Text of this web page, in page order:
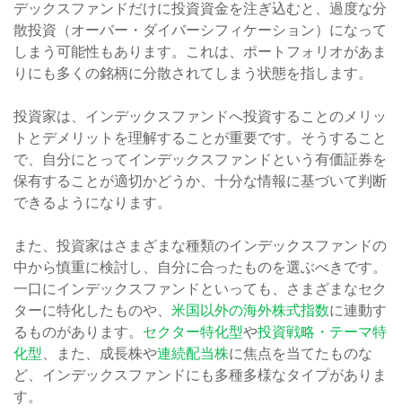
デックスファンドだけに投資資金を注ぎ込むと、過度な分
散投資（オーバー・ダイバーシフィケーション）になって
しまう可能性もあります。これは、ポートフォリオがあま
りにも多くの銘柄に分散されてしまう状態を指します。
投資家は、インデックスファンドへ投資することのメリッ
トとデメリットを理解することが重要です。そうすること
で、自分にとってインデックスファンドという有価証券を
保有することが適切かどうか、十分な情報に基づいて判断
できるようになります。
また、投資家はさまざまな種類のインデックスファンドの
中から慎重に検討し、自分に合ったものを選ぶべきです。
一口にインデックスファンドといっても、さまざまなセク
ターに特化したものや、 米国以外の海外株式指数に連動す
るものがあります。 セクター特化型や投資戦略・テーマ特
化型 、また、成長株や連続配当株に焦点を当てたものな
ど、インデックスファンドにも多種多様なタイプがありま
す。